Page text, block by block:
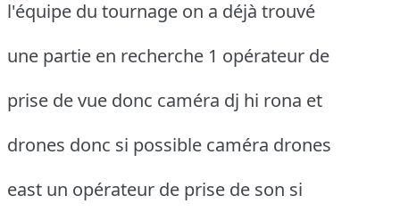
l'équipe du tournage on a déjà trouvé
une partie en recherche 1 opérateur de
prise de vue donc caméra dj hi rona et
drones donc si possible caméra drones
east un opérateur de prise de son si